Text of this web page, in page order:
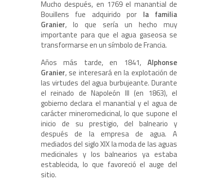
Mucho después, en 1769 el manantial de
Bouillens fue adquirido por la familia
Granier, lo que sería un hecho muy
importante para que el agua gaseosa se
transformarse en un símbolo de Francia.
Años más tarde, en 1841, Alphonse
Granier, se interesará en la explotación de
las virtudes del agua burbujeante. Durante
el reinado de Napoleón III (en 1863), el
gobierno declara el manantial y el agua de
carácter mineromedicinal, lo que supone el
inicio de su prestigio, del balneario y
después de la empresa de agua. A
mediados del siglo XIX la moda de las aguas
medicinales y los balnearios ya estaba
establecida, lo que favoreció el auge del
sitio.